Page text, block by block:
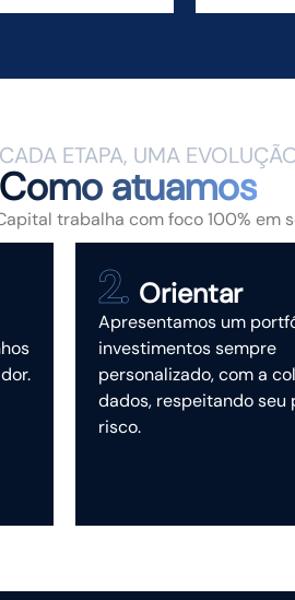
CADA ETAPA, UMA
Como atuamos
trabalha com foco 100% em
Orientar
Apresentamos um
investimentos sempre
personalizado, com a
dados, respeitando seu
risco.